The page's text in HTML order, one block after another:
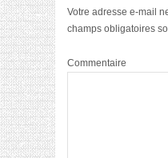
Votre adresse e-mail
champs obligatoires
Commentaire